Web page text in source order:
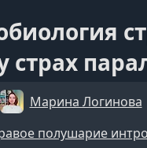
страх
Марина Логинова
полушарие